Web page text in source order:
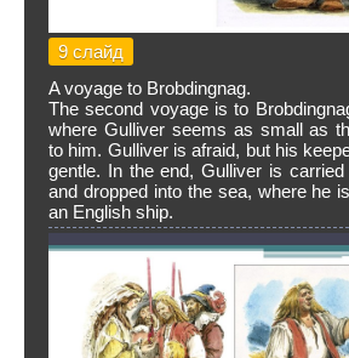
9 слайд
A voyage to Brobdingnag.
The second voyage is to
where Gulliver seems as small as
to him. Gulliver is afraid, but his
gentle. In the end, Gulliver is
and dropped into the sea, where he
an English ship.